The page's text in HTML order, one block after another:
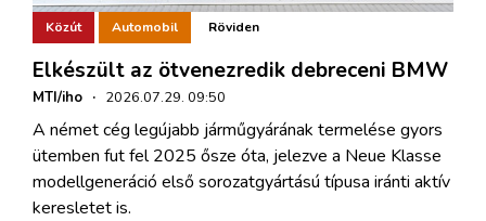
Közút Automobil Röviden
Elkészült az ötvenezredik debreceni BMW
MTI/iho · 2026.07.29. 09:50
A német cég legújabb járműgyárának termelése gyors
ütemben fut fel 2025 ősze óta, jelezve a Neue Klasse
modellgeneráció első sorozatgyártású típusa iránti aktív
keresletet is.